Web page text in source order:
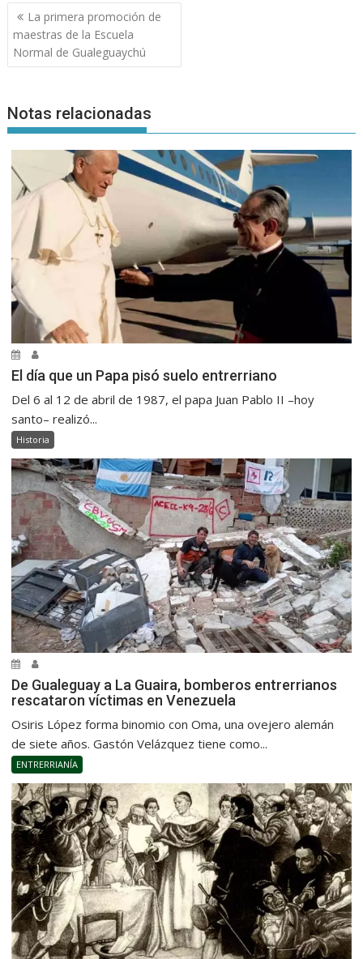
Navegación
de
entradas
La primera promoción de
maestras de la Escuela
Normal de Gualeguaychú
Notas relacionadas
El día que un Papa pisó suelo entrerriano
Del 6 al 12 de abril de 1987, el papa Juan Pablo II –hoy
santo– realizó...
Historia
De Gualeguay a La Guaira, bomberos entrerrianos
rescataron víctimas en Venezuela
Osiris López forma binomio con Oma, una ovejero alemán
de siete años. Gastón Velázquez tiene como...
ENTRERRIANÍA